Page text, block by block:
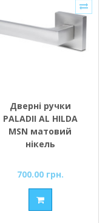
Дверні ручки
PALADII AL HILDA
MSN матовий
нікель
700.00 грн.